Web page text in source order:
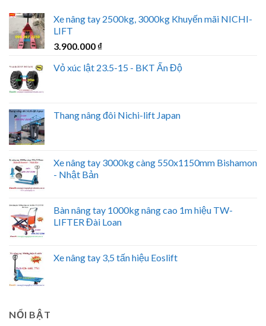
Xe nâng tay 2500kg, 3000kg Khuyến mãi NICHI-
LIFT
3.900.000 ₫
Vỏ xúc lật 23.5-15 - BKT Ấn Độ
Thang nâng đôi Nichi-lift Japan
Xe nâng tay 3000kg càng 550x1150mm Bishamon
- Nhật Bản
Bàn nâng tay 1000kg nâng cao 1m hiệu TW-
LIFTER Đài Loan
Xe nâng tay 3,5 tấn hiệu Eoslift
NỔI BẬT